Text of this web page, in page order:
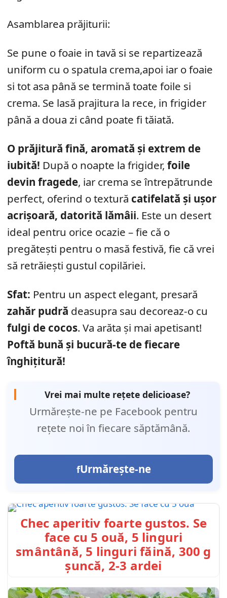
Asamblarea prăjiturii:
Se pune o foaie in tavă si se repartizează
uniform cu o spatula crema,apoi iar o foaie
si tot asa până se termină toate foile si
crema. Se lasă prajitura la rece, in frigider
până a doua zi când poate fi tăiată.
O prăjitură fină, aromată și extrem de
iubită! După o noapte la frigider, foile
devin fragede, iar crema se întrepătrunde
perfect, oferind o textură catifelată și ușor
acrișoară, datorită lămâii. Este un desert
ideal pentru orice ocazie – fie că o
pregătești pentru o masă festivă, fie că vrei
să retrăiești gustul copilăriei.
Sfat: Pentru un aspect elegant, presară
zahăr pudră deasupra sau decoreaz-o cu
fulgi de cocos. Va arăta și mai apetisant!
Poftă bună și bucură-te de fiecare
înghițitură!
Vrei mai multe rețete delicioase?
Urmărește-ne pe Facebook pentru
rețete noi în fiecare săptămână.
Urmărește-ne
Chec aperitiv foarte gustos. Se
face cu 5 ouă, 5 linguri
smântână, 5 linguri făină, 300 g
șuncă, 2-3 ardei